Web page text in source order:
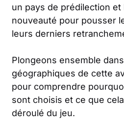
un pays de prédilection et
nouveauté pour pousser
leurs derniers
Plongeons ensemble
géographiques de cette
pour comprendre
sont choisis et ce que
déroulé du jeu.